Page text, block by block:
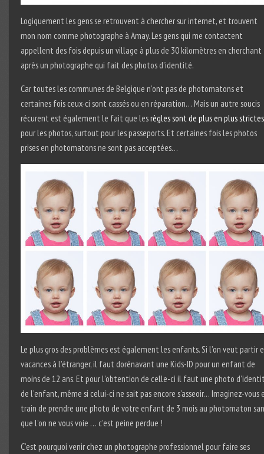
Logiquement les gens se retrouvent à chercher sur internet, et trouvent
mon nom comme photographe à Amay. Les gens qui me contactent
appellent des fois depuis un village à plus de 30 kilomètres en cherchant
après un photographe qui fait des photos d’identité.
Car toutes les communes de Belgique n’ont pas de photomatons et
certaines fois ceux-ci sont cassés ou en réparation… Mais un autre soucis
récurent est également le fait que lesrègles sont de plus en plus strictes
pour les photos, surtout pour les passeports. Et certaines fois les photos
prises en photomatons ne sont pas acceptées…
Le plus gros des problèmes est également les enfants. Si l’on veut partir
vacances à l’étranger, il faut dorénavant une Kids-ID pour un enfant de
moins de 12 ans. Et pour l’obtention de celle-ci il faut une photo
de l’enfant, même si celui-ci ne sait pas encore s’asseoir… Imaginez-vous
train de prendre une photo de votre enfant de 3 mois au photomaton
que l’on ne vous voie … c’est peine perdue !
C’est pourquoi venir chez un photographe professionnel pour faire ses